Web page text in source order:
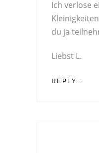
Ich verlose
du ja
Liebst L.
REPLY...